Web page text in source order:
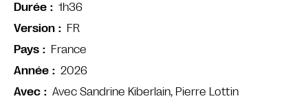
Avec Avec Sandrine Kiberlain, Pierre Lottin
Durée
1h36
Version
FR
Pays
France
Année
2026